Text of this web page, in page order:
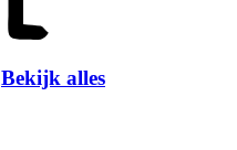
Bekijk alles